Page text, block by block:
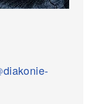
diakonie-